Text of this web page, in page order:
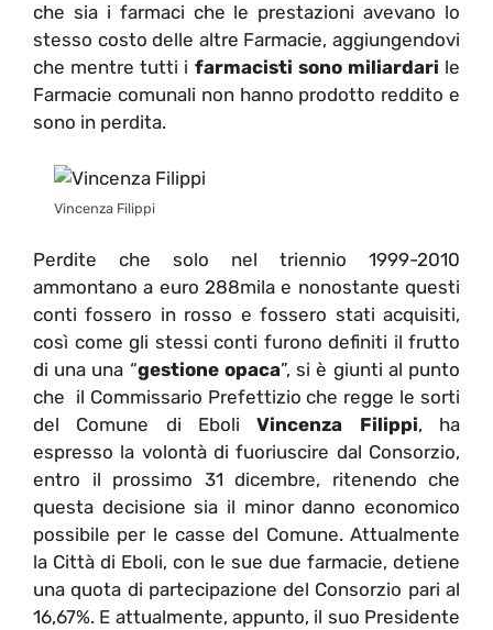
che sia i farmaci che le prestazioni avevano lo
stesso costo delle altre Farmacie, aggiungendovi
che mentre tutti i farmacisti sono miliardari le
Farmacie comunali non hanno prodotto reddito e
sono in perdita.
Vincenza Filippi
Perdite che solo nel triennio 1999-2010
ammontano a euro 288mila e nonostante questi
conti fossero in rosso e fossero stati acquisiti,
così come gli stessi conti furono definiti il frutto
di una una “gestione opaca”, si è giunti al punto
che il Commissario Prefettizio che regge le sorti
del Comune di EboliVincenza Filippi, ha
espresso la volontà di fuoriuscire dal Consorzio,
entro il prossimo 31 dicembre, ritenendo che
questa decisione sia il minor danno economico
possibile per le casse del Comune. Attualmente
la Città di Eboli, con le sue due farmacie, detiene
una quota di partecipazione del Consorzio pari al
16,67%. E attualmente, appunto, il suo Presidente